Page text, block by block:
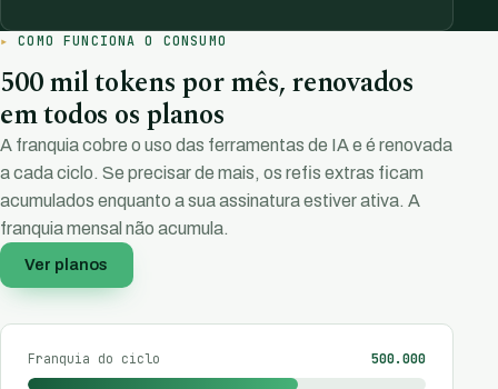
COMO FUNCIONA O CONSUMO
500 mil tokens por mês, renovados
em todos os planos
A franquia cobre o uso das ferramentas de IA e é renovada
a cada ciclo. Se precisar de mais, os refis extras ficam
acumulados enquanto a sua assinatura estiver ativa. A
franquia mensal não acumula.
Ver planos
Franquia do ciclo 500.000